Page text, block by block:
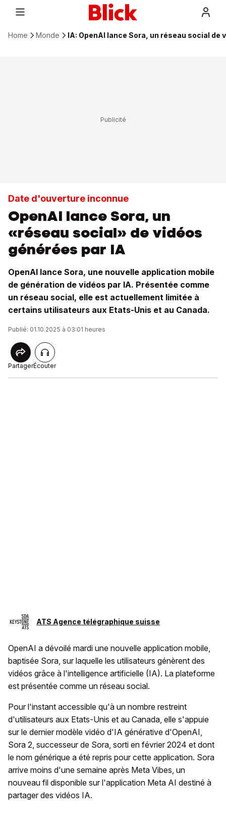
Home Monde IA: OpenAI lance Sora, un réseau social de
Date d'ouverture inconnue
OpenAI lance Sora, un
«réseau social» de vidéos
générées par IA
OpenAI lance Sora, une nouvelle application mobile
de génération de vidéos par IA. Présentée comme
un réseau social, elle est actuellement limitée à
certains utilisateurs aux Etats-Unis et au Canada.
Publié: 01.10.2025 à 03:01 heures
PartagerÉcouter
ATS Agence télégraphique suisse
OpenAI a dévoilé mardi une nouvelle application mobile,
baptisée Sora, sur laquelle les utilisateurs génèrent des
vidéos grâce à l'intelligence artificielle (IA). La plateforme
est présentée comme un réseau social.
Pour l'instant accessible qu'à un nombre restreint
d'utilisateurs aux Etats-Unis et au Canada, elle s'appuie
sur le dernier modèle vidéo d'IA générative d'OpenAI,
Sora 2, successeur de Sora, sorti en février 2024 et dont
le nom générique a été repris pour cette application. Sora
arrive moins d'une semaine après Meta Vibes, un
nouveau fil disponible sur l'application Meta AI destiné à
partager des vidéos IA.